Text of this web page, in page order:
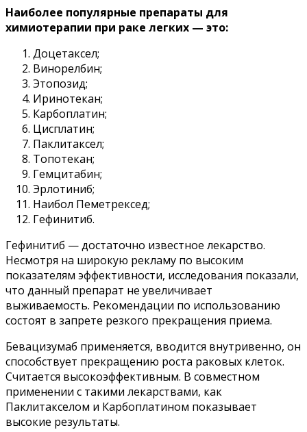
Наиболее популярные препараты для
химиотерапии при раке легких — это:
Доцетаксел;
Винорелбин;
Этопозид;
Иринотекан;
Карбоплатин;
Цисплатин;
Паклитаксел;
Топотекан;
Гемцитабин;
Эрлотиниб;
Наибол Пеметрексед;
Гефинитиб.
Гефинитиб — достаточно известное лекарство.
Несмотря на широкую рекламу по высоким
показателям эффективности, исследования показали,
что данный препарат не увеличивает
выживаемость. Рекомендации по использованию
состоят в запрете резкого прекращения приема.
Бевацизумаб применяется, вводится внутривенно, он
способствует прекращению роста раковых клеток.
Считается высокоэффективным. В совместном
применении с такими лекарствами, как
Паклитакселом и Карбоплатином показывает
высокие результаты.